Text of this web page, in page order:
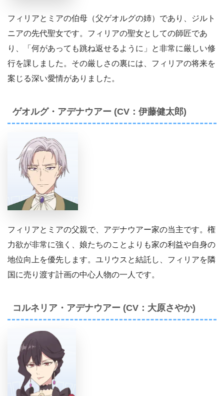
フィリアとミアの伯母（父ゲオルグの姉）であり、ジルト
ニアの先代聖女です。フィリアの聖女としての師匠であ
り、「何があっても跳ね返せるように」と非常に厳しい修
行を課しました。その厳しさの裏には、フィリアの将来を
案じる深い愛情がありました。
ゲオルグ・アデナウアー (CV：伊藤健太郎)
フィリアとミアの父親で、アデナウアー家の当主です。権
力欲が非常に強く、娘たちのことよりも家の利益や自身の
地位向上を優先します。ユリウスと結託し、フィリアを隣
国に売り渡す計画の中心人物の一人です。
コルネリア・アデナウアー (CV：大原さやか)